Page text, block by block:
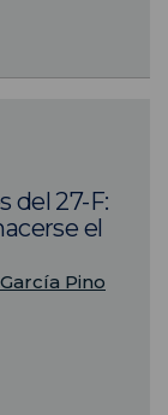
del 27-F:
el
Pino